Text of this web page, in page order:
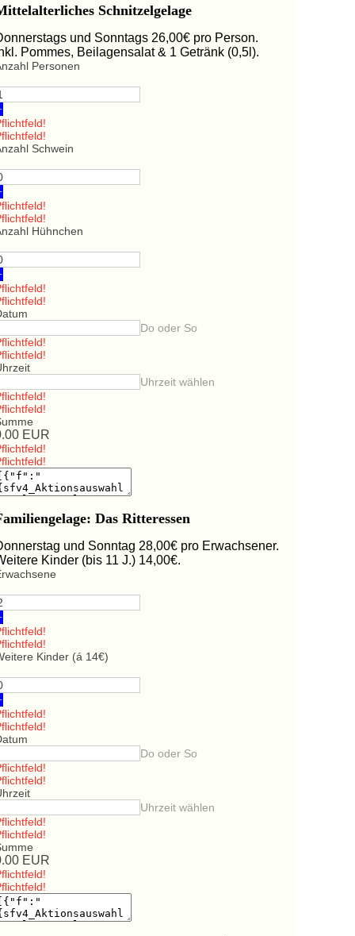
Schnitzelgelage
und Sonntags 26,00€ pro Person.
Pommes, Beilagensalat & 1 Getränk (0,5l).
Personen
Schwein
Hühnchen
Do oder So
Uhrzeit wählen
EUR
Das Ritteressen
und Sonntag 28,00€ pro Erwachsener.
Kinder (bis 11 J.) 14,00€.
Kinder (á 14€)
Do oder So
Uhrzeit wählen
EUR